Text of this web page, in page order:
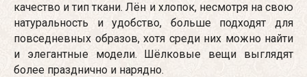
качество и тип ткани. Лён и хлопок, несмотря на свою
натуральность и удобство, больше подходят для
повседневных образов, хотя среди них можно найти
и элегантные модели. Шёлковые вещи выглядят
более празднично и нарядно.